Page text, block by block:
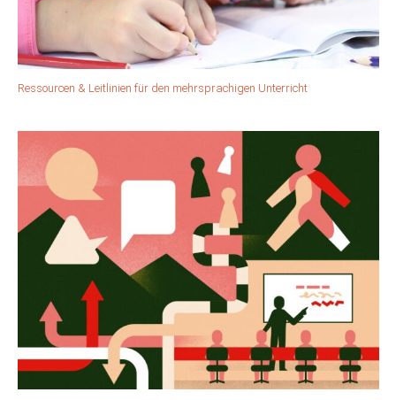
Ressourcen & Leitlinien für den mehrsprachigen Unterricht